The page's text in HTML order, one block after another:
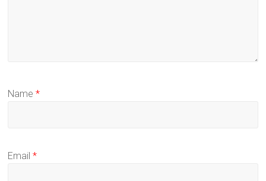
Name*
Email*